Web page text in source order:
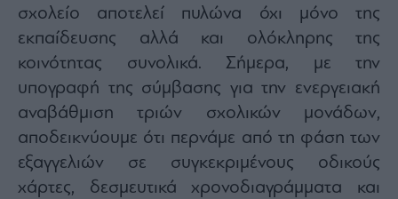
σχολείο αποτελεί πυλώνα όχι μόνο της
εκπαίδευσης αλλά και ολόκληρης της
κοινότητας συνολικά. Σήμερα, με την
υπογραφή της σύμβασης για την ενεργειακή
αναβάθμιση τριών σχολικών μονάδων,
αποδεικνύουμε ότι περνάμε από τη φάση των
εξαγγελιών σε συγκεκριμένους οδικούς
χάρτες, δεσμευτικά χρονοδιαγράμματα και